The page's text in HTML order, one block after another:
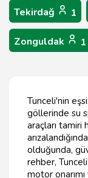
Tekirdağ 1
Zonguldak 1
Tunceli'nin
göllerinde su
araçları tamiri
olduğunda,
rehber,
motor